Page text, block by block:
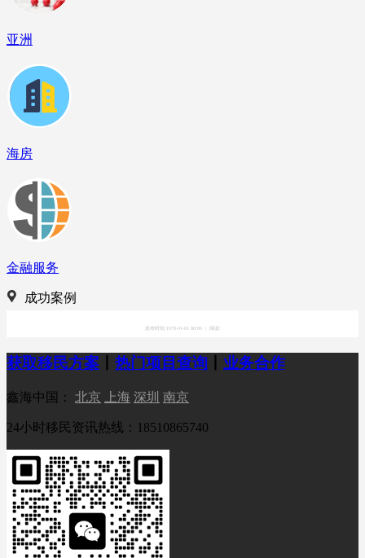
亚洲
海房
金融服务
成功案例
发布时间:1970-01-01 08:00 阅读:
获取移民方案 热门项目查询 业务合作
鑫海中国： 北京 上海 深圳 南京
24小时移民资讯热线：18510865740